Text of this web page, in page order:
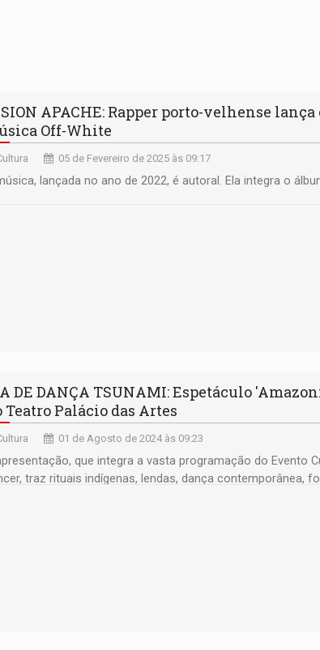
APACHE: Rapper porto-velhense
Off-White
05 de Fevereiro de 2025 às 09:17
lançada no ano de 2022, é autoral. Ela integra o
DE DANÇA TSUNAMI: Espetáculo
Teatro Palácio das Artes
01 de Agosto de 2024 às 09:23
que integra a vasta programação do Evento
traz rituais indígenas, lendas, dança contemporânea,